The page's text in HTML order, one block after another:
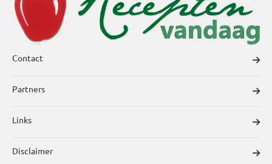
Contact
Partners
Links
Disclaimer